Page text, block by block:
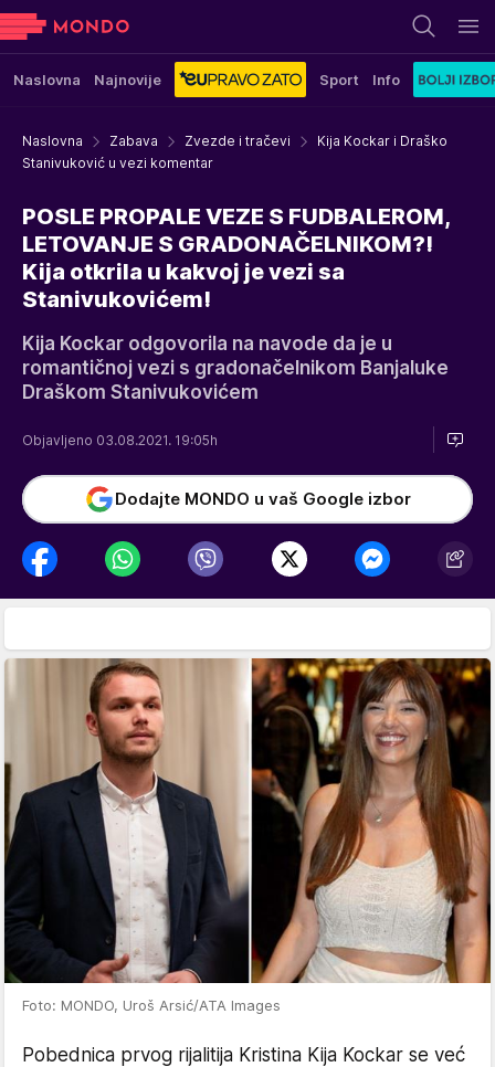
Naslovna Najnovije Sport Info
Naslovna Zabava Zvezde i tračevi
Kija Kockar i Draško
Stanivuković u vezi komentar
POSLE PROPALE VEZE S FUDBALEROM,
LETOVANJE S GRADONAČELNIKOM?!
Kija otkrila u kakvoj je vezi sa
Stanivukovićem!
Kija Kockar odgovorila na navode da je u
romantičnoj vezi s gradonačelnikom Banjaluke
Draškom Stanivukovićem
Objavljeno 03.08.2021. 19:05h
Dodajte MONDO u vaš Google izbor
Foto: MONDO, Uroš Arsić/ATA Images
Pobednica prvog rijalitija Kristina Kija Kockar se već